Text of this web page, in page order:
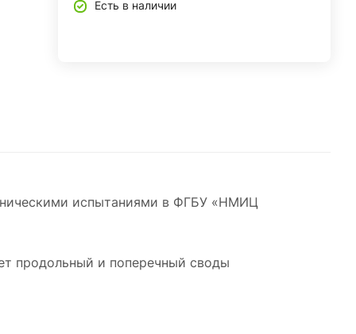
Есть в наличии
испытаниями в ФГБУ «НМИЦ
продольный и поперечный своды